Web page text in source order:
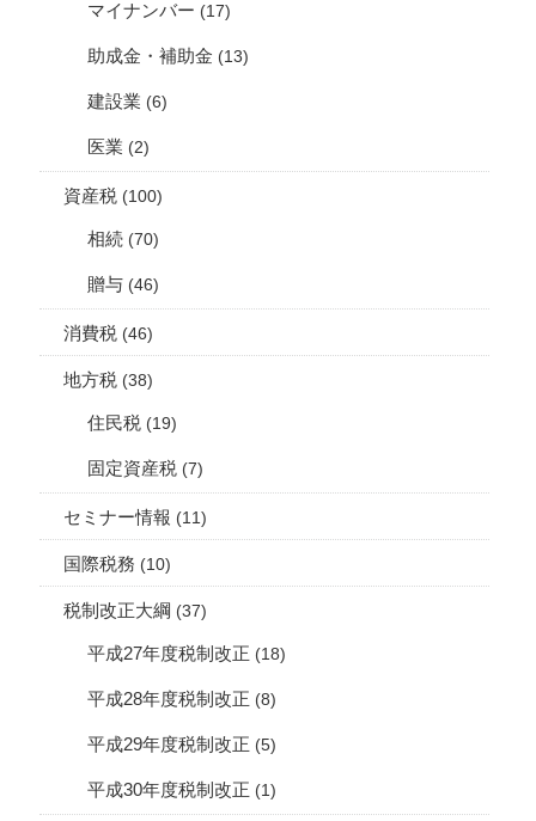
マイナンバー (17)
助成金・補助金 (13)
建設業 (6)
医業 (2)
資産税 (100)
相続 (70)
贈与 (46)
消費税 (46)
地方税 (38)
住民税 (19)
固定資産税 (7)
セミナー情報 (11)
国際税務 (10)
税制改正大綱 (37)
平成27年度税制改正 (18)
平成28年度税制改正 (8)
平成29年度税制改正 (5)
平成30年度税制改正 (1)